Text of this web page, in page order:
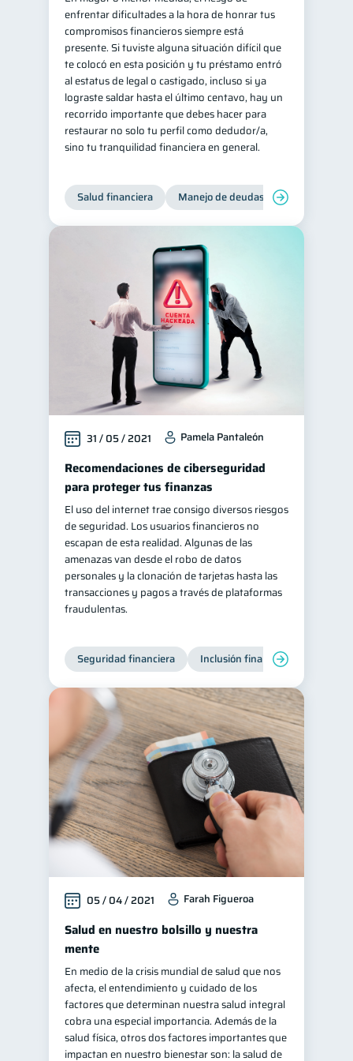
inversiones ahorro
Doble sueldo 1
Gasto responsable
información financiera 1
enfrentar dificultades a la hora de honrar tus
compromisos financieros siempre está
presente. Si tuviste alguna situación difícil que
te colocó en esta posición y tu préstamo entró
al estatus de legal o castigado, incluso si ya
lograste saldar hasta el último centavo, hay un
recorrido importante que debes hacer para
restaurar no solo tu perfil como dedudor/a,
sino tu tranquilidad financiera en general.
Salud financiera Manejo de deudas
31 / 05 / 2021 Pamela Pantaleón
Recomendaciones de ciberseguridad
para proteger tus finanzas
El uso del internet trae consigo diversos riesgos
de seguridad. Los usuarios financieros no
escapan de esta realidad. Algunas de las
amenazas van desde el robo de datos
personales y la clonación de tarjetas hasta las
transacciones y pagos a través de plataformas
fraudulentas.
Seguridad financiera Inclusión financiera
05 / 04 / 2021 Farah Figueroa
Salud en nuestro bolsillo y nuestra
mente
En medio de la crisis mundial de salud que nos
afecta, el entendimiento y cuidado de los
factores que determinan nuestra salud integral
cobra una especial importancia. Además de la
salud física, otros dos factores importantes que
impactan en nuestro bienestar son: la salud de